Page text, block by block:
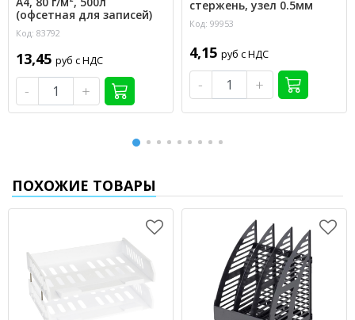
(офсетная для записей)
Код: 83792
13,45 руб с НДС
- +
стержень, узел 0.5мм
Код: 99953
4,15 руб с НДС
- +
ПОХОЖИЕ ТОВАРЫ